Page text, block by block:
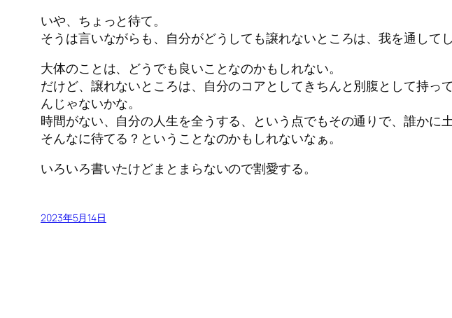
いや、ちょっと待て。
そうは言いながらも、自分がどうしても譲れないところは、我を通して
大体のことは、どうでも良いことなのかもしれない。
だけど、譲れないところは、自分のコアとしてきちんと別腹として持
んじゃないかな。
時間がない、自分の人生を全うする、という点でもその通りで、誰かに
そんなに待てる？ということなのかもしれないなぁ。
いろいろ書いたけどまとまらないので割愛する。
2023年5月14日